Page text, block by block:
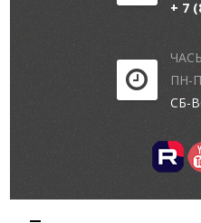
+ 7
ПН-
СБ-